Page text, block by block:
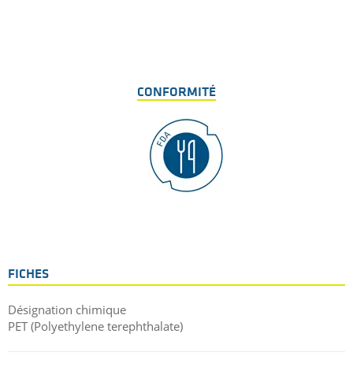
CONFORMITÉ
FICHES
Désignation chimique
PET (Polyethylene terephthalate)